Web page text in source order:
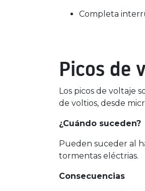
Completa
Picos de
Los picos de voltaje
de voltios, desde
¿Cuándo suceden?
Pueden suceder al
tormentas eléctrias.
Consecuencias